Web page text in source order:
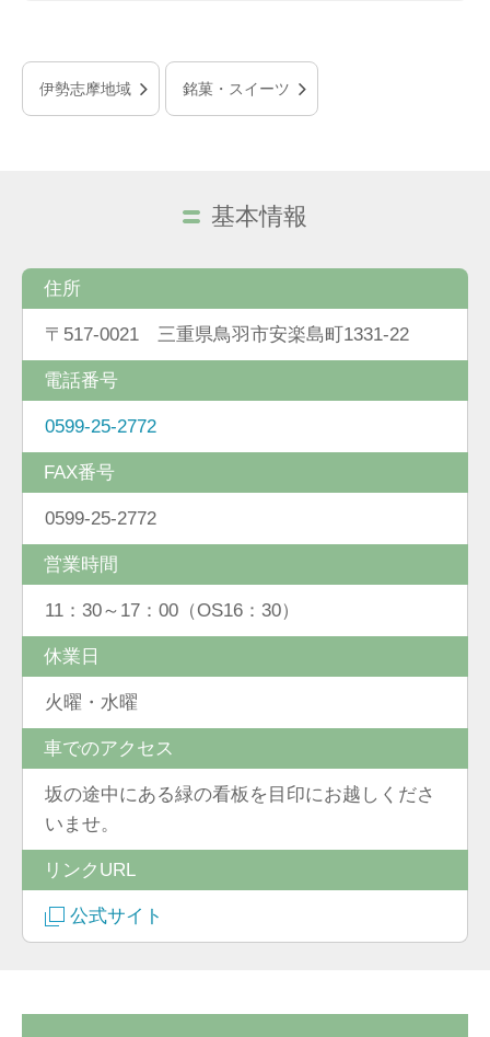
伊勢志摩地域 銘菓・スイーツ
基本情報
住所
〒517-0021 三重県鳥羽市安楽島町1331-22
電話番号
0599-25-2772
FAX番号
0599-25-2772
営業時間
11：30～17：00（OS16：30）
休業日
火曜・水曜
車でのアクセス
坂の途中にある緑の看板を目印にお越しくださ
いませ。
リンクURL
公式サイト